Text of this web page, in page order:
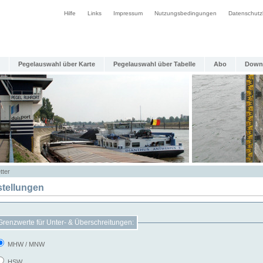
Hilfe Links Impressum Nutzungsbedingungen
Pegelauswahl über Karte Pegelauswahl über Tabelle Abo
für Unter- & Überschreitungen:
MHW / MNW
HSW